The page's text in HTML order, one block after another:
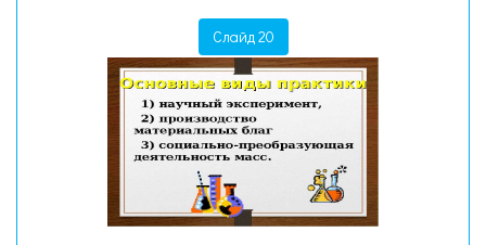
Слайд 20